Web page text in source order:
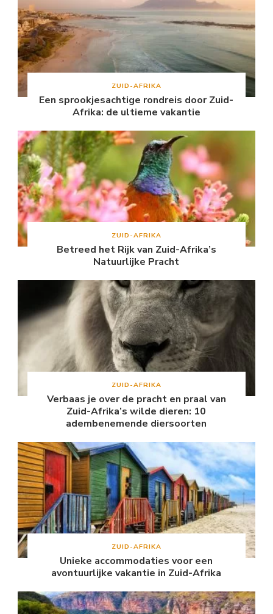
ZUID-AFRIKA
Een sprookjesachtige rondreis door Zuid-
Afrika: de ultieme vakantie
ZUID-AFRIKA
Betreed het Rijk van Zuid-Afrika’s
Natuurlijke Pracht
ZUID-AFRIKA
Verbaas je over de pracht en praal van
Zuid-Afrika’s wilde dieren: 10
adembenemende diersoorten
ZUID-AFRIKA
Unieke accommodaties voor een
avontuurlijke vakantie in Zuid-Afrika